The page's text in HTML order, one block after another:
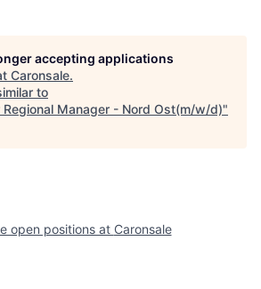
accepting applications
Caronsale.
to
Manager - Nord Ost(m/w/d)"
open positions at Caronsale